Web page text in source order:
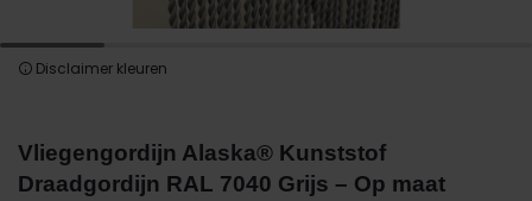
Disclaimer kleuren
Vliegengordijn Alaska® Kunststof
Draadgordijn RAL 7040 Grijs – Op maat